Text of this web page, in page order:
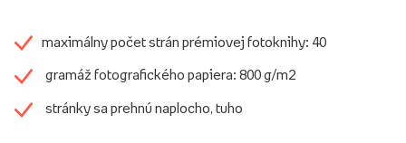
maximálny počet strán prémiovej fotoknihy: 40
gramáž fotografického papiera: 800 g/m2
stránky sa prehnú naplocho, tuho